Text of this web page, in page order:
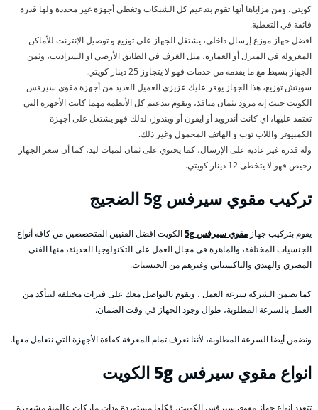
كويتي، ومن مزاياها أنها تقوم بتدعيم كل الشبكات وتغطي أجهزة غير محددة ولها قدرة
فائقة في التغطية.
افضل جهاز موزع إرسال داخلي، يشتغل الجهاز على توزيع و توصيل الإنترنت للأماكن
المعزولة في المنزل أو العمارة، مثل الغرف في الطابق الأرضي او السراديب، وثمن
الجهاز بسيط مع ما يقدمه من خدمات فهو لا يتجاوز 25 دينار كويتي.
سويتش توزيع، هذا الجهاز يوفر عليك عزيزي العميل العديد من أجهزة مقوي سيرفس
الكويت حيث إنه مزود بثمان منافذ، ويقوم بتدعيم كل الأنظمة مهما كانت الأجهزة التي
تعتمد عليها، اي كانت أندرويد أو آيفون أو ويندوز، لذلك فهو يشتغل على أجهزة
الكمبيوتر واللاب توب و الهاتف المحمول وغير ذلك.
وله قدرة غير عادية على الإرسال، كما يحتوي على ثمان لمبات ليد، كما أن سعر الجهاز
رخيص فهو لا يتخطى 12 دينار كويتي.
تركيب مقوي سيرفس 5g الضجيج
يقوم بتركيب جهاز مقوي سيرفس 5g
الكويت افضل الفنيين المتخصصين من كافه أنواع
الجنسيات المختلفة، والماهرة في مجال العمل على التكنولوجيا الحديثة، منها الفني
المصري والهندي والباكستاني وغيرهم من الجنسيات.
كما تضمن الشركة سرعة العمل ، ونقوم بالتواصل معك على فترات مختلفة لنتأكد من
العمل بالسرعة المطلوبة، طوال وجود الجهاز في وقت الضمان.
ونضمن أيضا السرعة المطلوبة، لأننا نعرف تمام المعرفة كفاءة الأجهزة التي نتعامل معها.
انواع مقوي سيرفس 5g الكويت